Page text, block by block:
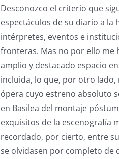
Desconozco el criterio que
espectáculos de su diario a
intérpretes, eventos e
fronteras. Mas no por ello me
amplio y destacado espacio
incluida, lo que, por otro
ópera cuyo estreno absoluto
en Basilea del montaje
exquisitos de la escenografía
recordado, por cierto, entre
se olvidasen por completo de